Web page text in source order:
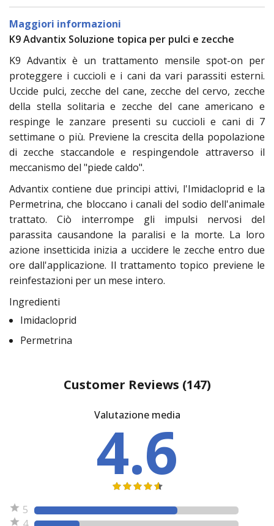
Maggiori informazioni
K9 Advantix Soluzione topica per pulci e zecche
K9 Advantix è un trattamento mensile spot-on per
proteggere i cuccioli e i cani da vari parassiti esterni.
Uccide pulci, zecche del cane, zecche del cervo, zecche
della stella solitaria e zecche del cane americano e
respinge le zanzare presenti su cuccioli e cani di 7
settimane o più. Previene la crescita della popolazione
di zecche staccandole e respingendole attraverso il
meccanismo del "piede caldo".
Advantix contiene due principi attivi, l'Imidacloprid e la
Permetrina, che bloccano i canali del sodio dell'animale
trattato. Ciò interrompe gli impulsi nervosi del
parassita causandone la paralisi e la morte. La loro
azione insetticida inizia a uccidere le zecche entro due
ore dall'applicazione. Il trattamento topico previene le
reinfestazioni per un mese intero.
Ingredienti
Imidacloprid
Permetrina
Customer Reviews (147)
Valutazione media
4.6
5